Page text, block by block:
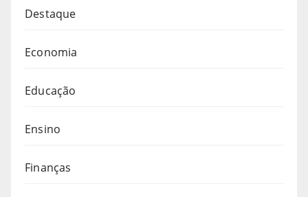
Destaque
Economia
Educação
Ensino
Finanças